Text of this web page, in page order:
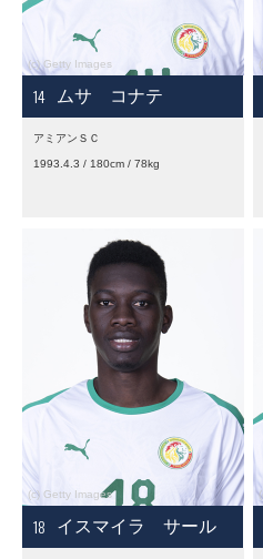
14 ムサ コナテ
アミアンＳＣ
1993.4.3 / 180cm / 78kg
18 イスマイラ サール